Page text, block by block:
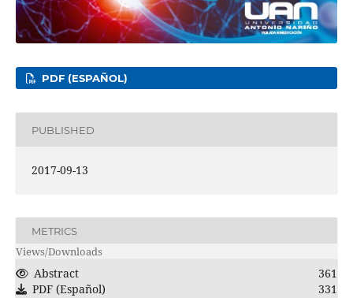
PDF (ESPAÑOL)
PUBLISHED
2017-09-13
METRICS
Views/Downloads
Abstract
361
PDF (Español)
331